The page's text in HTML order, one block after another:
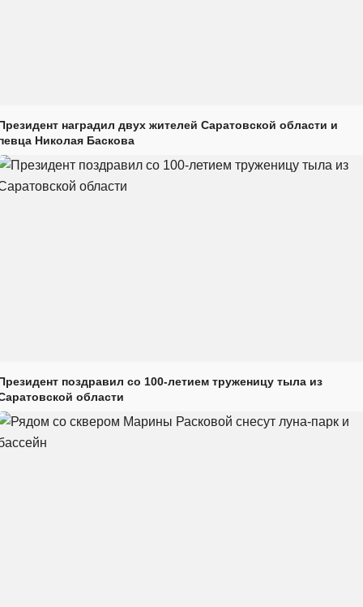
наградил двух жителей Саратовской области и
Николая Баскова
поздравил со 100-летием труженицу тыла из
области